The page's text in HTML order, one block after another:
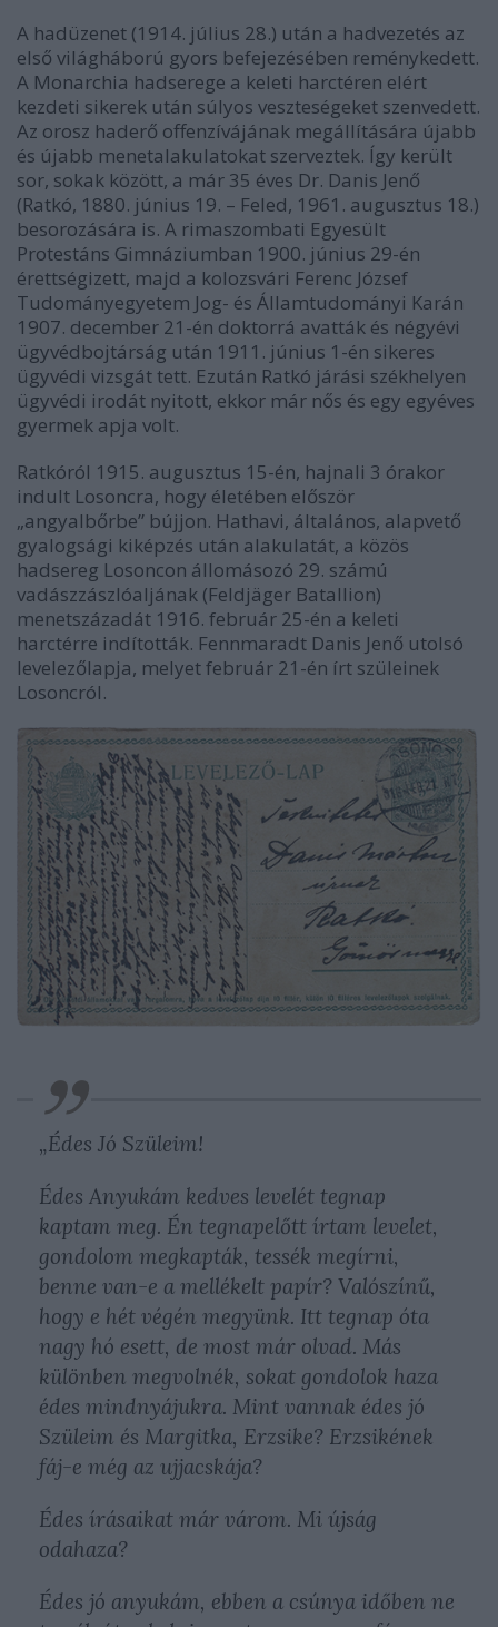
A hadüzenet (1914. július 28.) után a hadvezetés az
első világháború gyors befejezésében reménykedett.
A Monarchia hadserege a keleti harctéren elért
kezdeti sikerek után súlyos veszteségeket szenvedett.
Az orosz haderő offenzívájának megállítására újabb
és újabb menetalakulatokat szerveztek. Így került
sor, sokak között, a már 35 éves Dr. Danis Jenő
(Ratkó, 1880. június 19. – Feled, 1961. augusztus 18.)
besorozására is. A rimaszombati Egyesült
Protestáns Gimnáziumban 1900. június 29-én
érettségizett, majd a kolozsvári Ferenc József
Tudományegyetem Jog- és Államtudományi Karán
1907. december 21-én doktorrá avatták és négyévi
ügyvédbojtárság után 1911. június 1-én sikeres
ügyvédi vizsgát tett. Ezután Ratkó járási székhelyen
ügyvédi irodát nyitott, ekkor már nős és egy egyéves
gyermek apja volt.
Ratkóról 1915. augusztus 15-én, hajnali 3 órakor
indult Losoncra, hogy életében először
„angyalbőrbe” bújjon. Hathavi, általános, alapvető
gyalogsági kiképzés után alakulatát, a közös
hadsereg Losoncon állomásozó 29. számú
vadászzászlóaljának (Feldjäger Batallion)
menetszázadát 1916. február 25-én a keleti
harctérre indították. Fennmaradt Danis Jenő utolsó
levelezőlapja, melyet február 21-én írt szüleinek
Losoncról.
„Édes Jó Szüleim!
Édes Anyukám kedves levelét tegnap
kaptam meg. Én tegnapelőtt írtam levelet,
gondolom megkapták, tessék megírni,
benne van-e a mellékelt papír? Valószínű,
hogy e hét végén megyünk. Itt tegnap óta
nagy hó esett, de most már olvad. Más
különben megvolnék, sokat gondolok haza
édes mindnyájukra. Mint vannak édes jó
Szüleim és Margitka, Erzsike? Erzsikének
fáj-e még az ujjacskája?
Édes írásaikat már várom. Mi újság
odahaza?
Édes jó anyukám, ebben a csúnya időben ne